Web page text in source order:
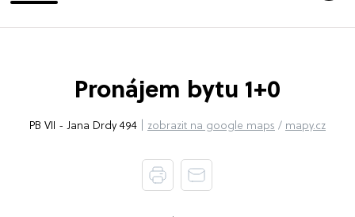
Pronájem bytu 1+0
PB VII - Jana Drdy 494 zobrazit na google maps / mapy.cz